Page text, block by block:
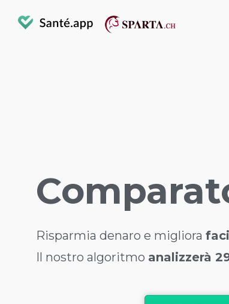
Risparmia denaro e migliora
Il nostro algoritmo analizzerà